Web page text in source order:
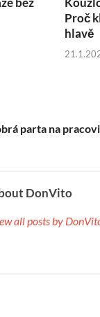
Proč
hlavě
parta na
DonVito
all posts by